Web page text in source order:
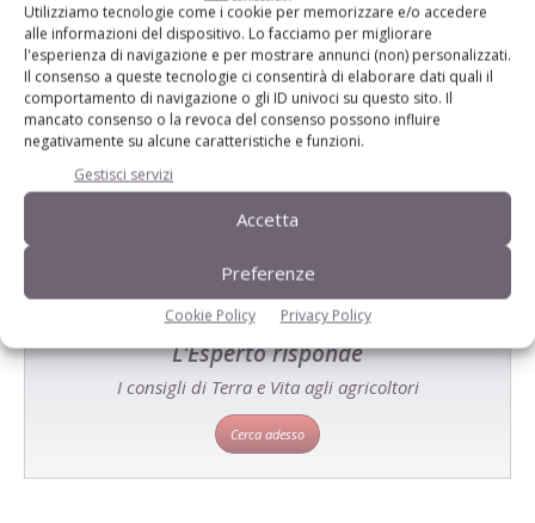
Utilizziamo tecnologie come i cookie per memorizzare e/o accedere
alle informazioni del dispositivo. Lo facciamo per migliorare
l'esperienza di navigazione e per mostrare annunci (non) personalizzati.
Il consenso a queste tecnologie ci consentirà di elaborare dati quali il
comportamento di navigazione o gli ID univoci su questo sito. Il
mancato consenso o la revoca del consenso possono influire
negativamente su alcune caratteristiche e funzioni.
Gestisci servizi
Accetta
Preferenze
Cookie Policy Privacy Policy
Catalogo Aziende e Prodotti
Un modo semplice per cercare un'azienda o un
Cerca adesso
L'Esperto risponde
I consigli di Terra e Vita agli agricoltori
Cerca adesso